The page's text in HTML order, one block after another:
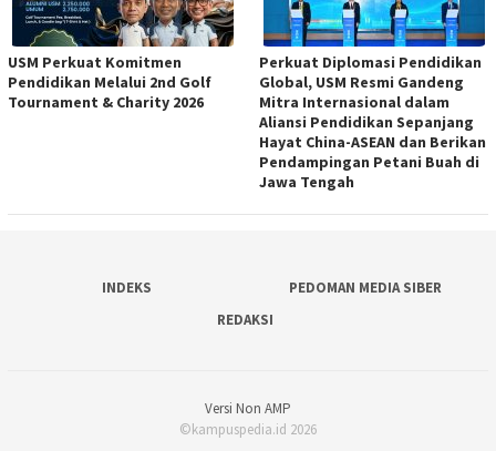
USM Perkuat Komitmen
Pendidikan Melalui 2nd Golf
Tournament & Charity 2026
Perkuat Diplomasi Pendidikan
Global, USM Resmi Gandeng
Mitra Internasional dalam
Aliansi Pendidikan Sepanjang
Hayat China-ASEAN dan Berikan
Pendampingan Petani Buah di
Jawa Tengah
INDEKS
PEDOMAN MEDIA SIBER
REDAKSI
Versi Non AMP
©kampuspedia.id 2026